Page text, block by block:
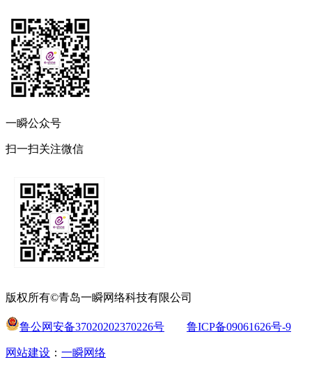
一瞬公众号
扫一扫关注微信
版权所有©青岛一瞬网络科技有限公司
鲁公网安备37020202370226号 鲁ICP备09061626号-9
网站建设 ： 一瞬网络